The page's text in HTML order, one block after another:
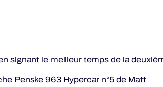
signant le meilleur temps de la
Penske 963 Hypercar n°5 de Matt